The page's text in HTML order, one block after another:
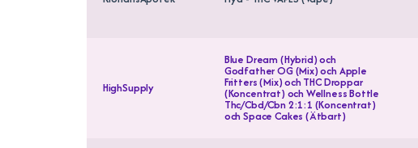
HighSupply
Blue Dream (Hybrid) och
Godfather OG (Mix) och Apple
Fritters (Mix) och THC Droppar
(Koncentrat) och Wellness Bottle
Thc/Cbd/Cbn 2:1:1 (Koncentrat)
och Space Cakes (Ätbart)